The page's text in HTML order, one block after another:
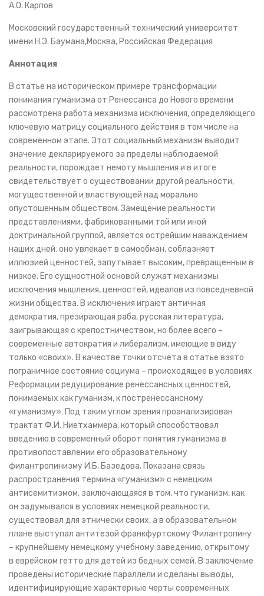
А.О. Карпов
Московский государственный технический университет
имени Н.Э. Баумана,Москва, Российская Федерация
Аннотация
В статье на историческом примере трансформации
понимания гуманизма от Ренессанса до Нового времени
рассмотрена работа механизма исключения, определяющего
ключевую матрицу социального действия в том числе на
современном этапе. Этот социальный механизм выводит
значение декларируемого за пределы наблюдаемой
реальности, порождает немоту мышления и в итоге
свидетельствует о существовании другой реальности,
могущественной и властвующей над морально
опустошенным обществом. Замещение реальности
представлениями, фабрикованными той или иной
доктринальной группой, является острейшим наваждением
наших дней: оно увлекает в самообман, соблазняет
иллюзией ценностей, запутывает высоким, превращенным в
низкое. Его сущностной основой служат механизмы
исключения мышления, ценностей, идеалов из повседневной
жизни общества. В исключения играют античная
демократия, презирающая раба, русская литература,
заигрывающая с крепостничеством, но более всего –
современные автократия и либерализм, имеющие в виду
только «своих». В качестве точки отсчета в статье взято
пограничное состояние социума – происходящее в условиях
Реформации редуцирование ренессансных ценностей,
понимаемых как гуманизм, к постренессансному
«гуманизму». Под таким углом зрения проанализирован
трактат Ф.И. Ниетхаммера, который способствовал
введению в современный оборот понятия гуманизма в
противопоставлении его образовательному
филантропинизму И.Б. Базедова. Показана связь
распространения термина «гуманизм» с немецким
антисемитизмом, заключающаяся в том, что гуманизм, как
он задумывался в условиях немецкой реальности,
существовал для этнически своих, а в образовательном
плане выступал антитезой франкфуртскому Филантропину
– крупнейшему немецкому учебному заведению, открытому
в еврейском гетто для детей из бедных семей. В заключение
проведены исторические параллели и сделаны выводы,
идентифицирующие характерные черты современных